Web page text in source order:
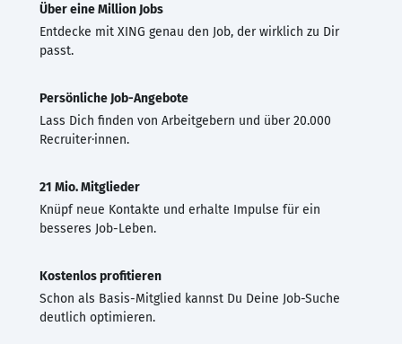
Über eine Million Jobs
Entdecke mit XING genau den Job, der wirklich zu Dir
passt.
Persönliche Job-Angebote
Lass Dich finden von Arbeitgebern und über 20.000
Recruiter·innen.
21 Mio. Mitglieder
Knüpf neue Kontakte und erhalte Impulse für ein
besseres Job-Leben.
Kostenlos profitieren
Schon als Basis-Mitglied kannst Du Deine Job-Suche
deutlich optimieren.